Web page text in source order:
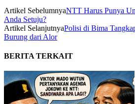
Artikel SebelumnyaNTT Harus Punya
Anda Setuju?
Artikel SelanjutnyaPolisi di Bima
Burung dari Alor
BERITA TERKAIT